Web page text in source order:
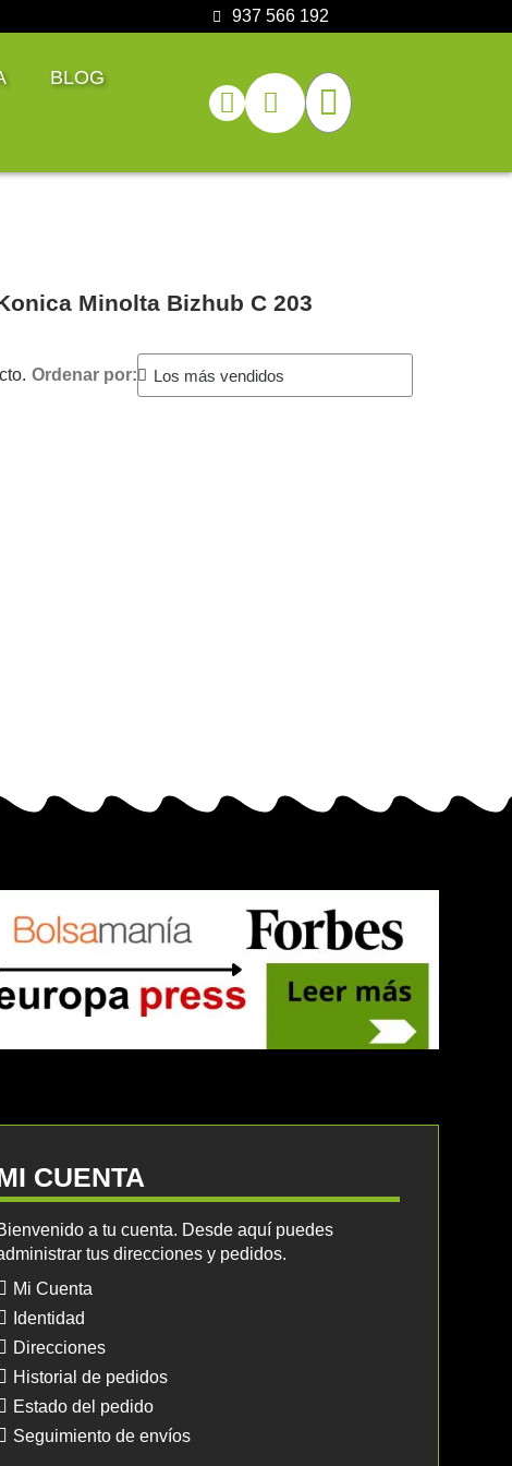
937 566 192
BLOG
Minolta Bizhub C 203
Ordenar por:
CUENTA
a tu cuenta. Desde aquí puedes
tus direcciones y pedidos.
Mi Cuenta
Identidad
Direcciones
Historial de pedidos
Estado del pedido
Seguimiento de envíos